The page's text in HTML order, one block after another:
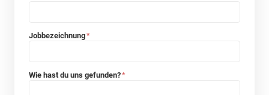
Jobbezeichnung*
Wie hast du uns gefunden?*